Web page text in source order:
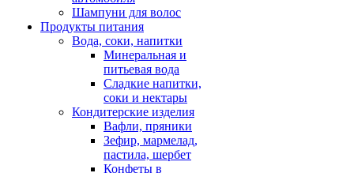
Шампуни для волос
Продукты питания
Вода, соки, напитки
Минеральная и
питьевая вода
Сладкие напитки,
соки и нектары
Кондитерские изделия
Вафли, пряники
Зефир, мармелад,
пастила, шербет
Конфеты в